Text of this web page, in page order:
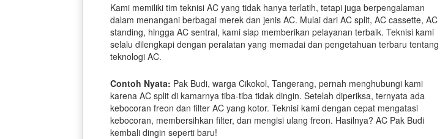
Kami memiliki tim teknisi AC yang tidak hanya terlatih, tetapi juga berpengalaman
dalam menangani berbagai merek dan jenis AC. Mulai dari AC split, AC cassette, AC
standing, hingga AC sentral, kami siap memberikan pelayanan terbaik. Teknisi kami
selalu dilengkapi dengan peralatan yang memadai dan pengetahuan terbaru tentang
teknologi AC.
Contoh Nyata: Pak Budi, warga Cikokol, Tangerang, pernah menghubungi kami
karena AC split di kamarnya tiba-tiba tidak dingin. Setelah diperiksa, ternyata ada
kebocoran freon dan filter AC yang kotor. Teknisi kami dengan cepat mengatasi
kebocoran, membersihkan filter, dan mengisi ulang freon. Hasilnya? AC Pak Budi
kembali dingin seperti baru!